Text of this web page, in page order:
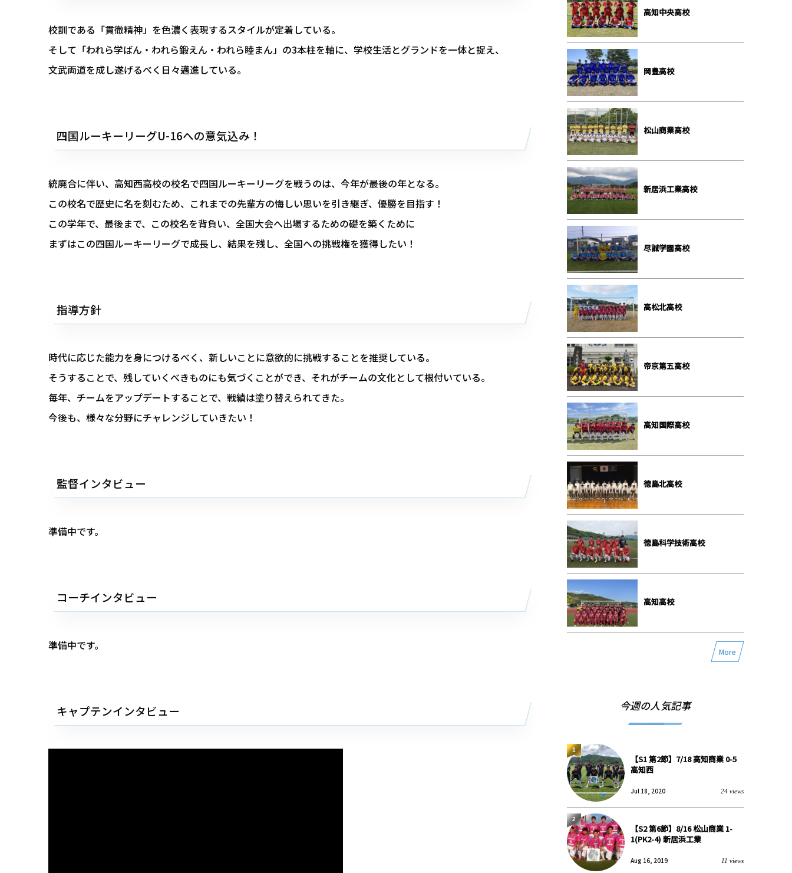
校訓である「貫徹精神」を色濃く表現するスタイルが定着している。
そして「われら学ばん・われら鍛えん・われら睦まん」の3本柱を軸に、学校生活とグランドを一体と捉え、
文武両道を成し遂げるべく日々邁進している。
四国ルーキーリーグU-16への意気込み！
統廃合に伴い、高知西高校の校名で四国ルーキーリーグを戦うのは、今年が最後の年となる。
この校名で歴史に名を刻むため、これまでの先輩方の悔しい思いを引き継ぎ、優勝を目指す！
この学年で、最後まで、この校名を背負い、全国大会へ出場するための礎を築くために
まずはこの四国ルーキーリーグで成長し、結果を残し、全国への挑戦権を獲得したい！
指導方針
時代に応じた能力を身につけるべく、新しいことに意欲的に挑戦することを推奨している。
そうすることで、残していくべきものにも気づくことができ、それがチームの文化として根付いている。
毎年、チームをアップデートすることで、戦績は塗り替えられてきた。
今後も、様々な分野にチャレンジしていきたい！
監督インタビュー
準備中です。
コーチインタビュー
準備中です。
キャプテンインタビュー
高知中央高校
岡豊高校
松山商業高校
新居浜工業高校
尽誠学園高校
高松北高校
帝京第五高校
高知国際高校
徳島北高校
徳島科学技術高校
高知高校
More
今週の人気記事
【S1 第2節】7/18 高知商業 0-5
高知西
Jul 18, 2020 24 views
1
【S2 第6節】8/16 松山商業 1-
1(PK2-4) 新居浜工業
Aug 16, 2019 11 views
2